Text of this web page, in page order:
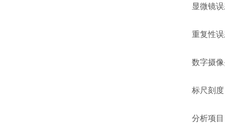
显微镜误
重复性误差
数字摄像
标尺刻度
分析项目